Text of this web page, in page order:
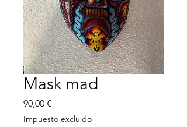
Mask mad
90,00 €
Impuesto excluido